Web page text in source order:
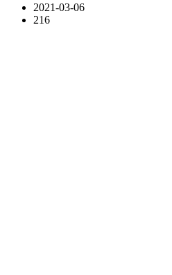
2021-03-06
216